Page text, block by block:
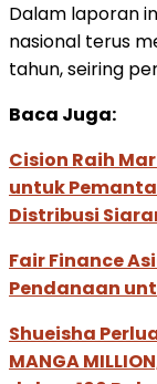
Dalam laporan
nasional terus
tahun, seiring
Baca Juga:
Cision Raih
untuk
Distribusi
Fair Finance
Pendanaan
Shueisha
MANGA